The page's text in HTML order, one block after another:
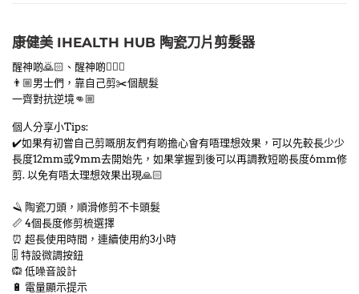
康健美 IHEALTH HUB 陶瓷刀片剪髮器
醒神啲🙇🏻、醒神啲🙇🏼‍♂️
👨🏼男士們，靠自己剪✂️個靚髮
一齊對抗逆境👊🏼
個人分享小Tips:
✔️如果有初嘗自己剪嘅朋友們有啲擔心會有唔理想效果，可以先較長少少
長度12mm或9mm去開始先，如果掌握到後可以再調教短啲長度6mm修
剪. 以免有唔太理想效果出現🙏🏻
🪒 陶瓷刀頭，順滑修剪不卡頭髮
📏 4個長度修剪梳選擇
⏰ 超長使用時間，連續使用約3小時
🎚 特設微調按鈕
🙉 低噪音設計
🔋 電量顯示提示